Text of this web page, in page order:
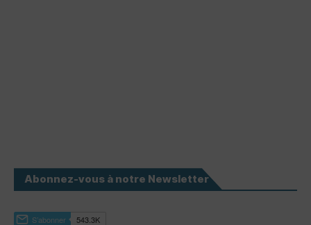
Abonnez-vous à notre Newsletter